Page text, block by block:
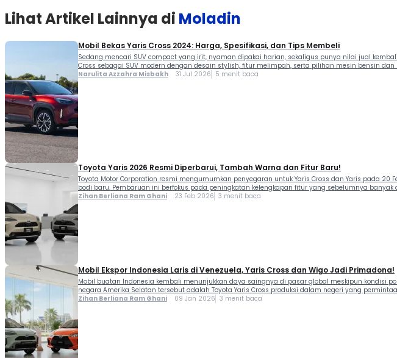
Lihat Artikel Lainnya di Moladin
Mobil Bekas Yaris Cross 2024: Harga, Spesifikasi, dan Tips Membeli
Sedang mencari SUV compact yang irit, nyaman dipakai harian, sekaligus punya nilai jual
Cross sebagai SUV modern dengan desain stylish, fitur melimpah, serta pilihan mesin bensin
Narulita Azzahra Misbakh 31 Jul 2026 5 menit baca
Toyota Yaris 2026 Resmi Diperbarui, Tambah Warna dan Fitur Baru!
Toyota Motor Corporation resmi mengumumkan penyegaran untuk Yaris Cross dan Yaris pada
bodi baru. Pembaruan ini berfokus pada peningkatan kelengkapan fitur yang sebelumnya
Zihan Berliana Ram Ghani 23 Feb 2026 3 menit baca
Mobil Ekspor Indonesia Laris di Venezuela, Yaris Cross dan Wigo Jadi Primadona!
Mobil buatan Indonesia kembali menunjukkan daya saingnya di pasar global meskipun kondisi
negara Amerika Selatan tersebut adalah Toyota Yaris Cross produksi dalam negeri yang
Zihan Berliana Ram Ghani 09 Jan 2026 3 menit baca